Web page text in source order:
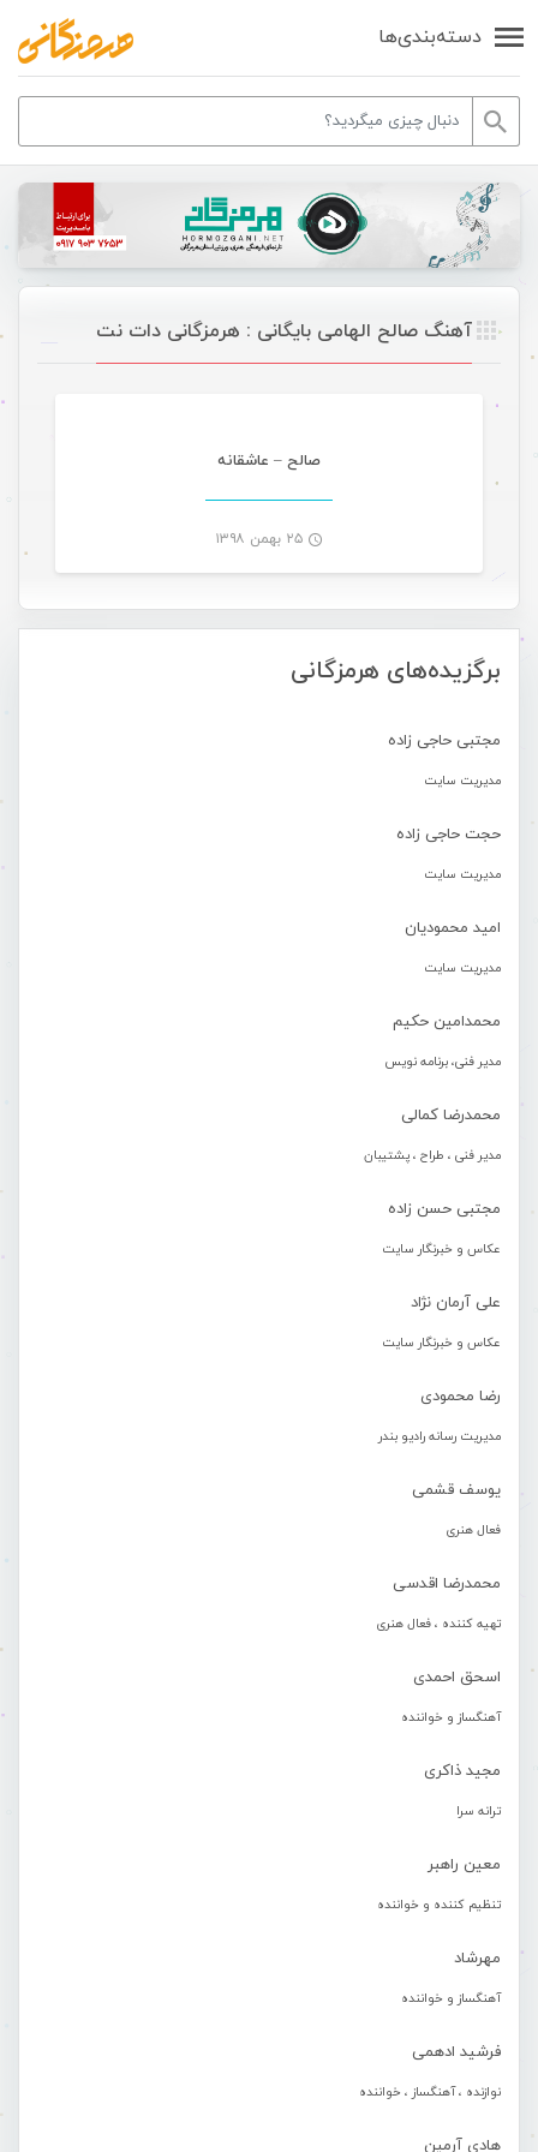
دسته‌بندی‌ها
برگزیده‌های هرمزگانی
مجتبی حاجی زاده
مدیریت سایت
حجت حاجی زاده
مدیریت سایت
امید محمودیان
مدیریت سایت
محمدامین حکیم
مدیر فنی، برنامه نویس
محمدرضا کمالی
مدیر فنی ، طراح ، پشتیبان
مجتبی حسن زاده
عکاس و خبرنگار سایت
علی آرمان نژاد
عکاس و خبرنگار سایت
رضا محمودی
مدیریت رسانه رادیو بندر
یوسف قشمی
فعال هنری
محمدرضا اقدسی
تهیه کننده ، فعال هنری
اسحق احمدی
آهنگساز و خواننده
مجید ذاکری
ترانه سرا
معین راهبر
تنظیم کننده و خواننده
مهرشاد
آهنگساز و خواننده
فرشید ادهمی
نوازنده ، آهنگساز ، خواننده
هادی آرمین
آهنگ صالح الهامی بایگانی : هرمزگانی دات نت
صالح – عاشقانه
۲۵ بهمن ۱۳۹۸